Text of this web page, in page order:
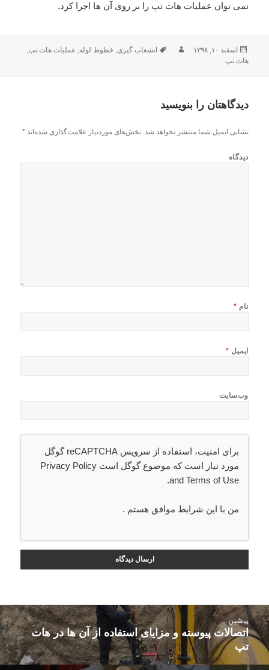
نمی توان عملیات هات تپ را بر روی آن ها اجرا کرد.
ارسال
شده
اسفند ۱۰, ۱۳۹۸ نویسندهبرچسب‌ها
انشعاب گیری,خطوط لوله, عملیات هات تپ,
هات تپ
دیدگاهتان را بنویسید
نشانی ایمیل شما منتشر نخواهد شد. بخش‌های موردنیاز علامت‌گذاری شده‌اند*
دیدگاه
نام *
ایمیل *
وب‌سایت
برای امنیت، استفاده از سرویس reCAPTCHA گوگل
مورد نیاز است که موضوع گوگل استPrivacy Policy
and Terms of Use
.
من با این شرایط موافق هستم .
راهبری
نوشته‌ها
پیشین
نوشته
قبلی:
اتصالات پیوسته و مزایای استفاده از آن ها در هات
تپ